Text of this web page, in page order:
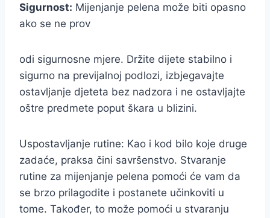
Sigurnost: Mijenjanje pelena može biti opasno
ako se ne prov
odi sigurnosne mjere. Držite dijete stabilno i
sigurno na previjalnoj podlozi, izbjegavajte
ostavljanje djeteta bez nadzora i ne ostavljajte
oštre predmete poput škara u blizini.
Uspostavljanje rutine: Kao i kod bilo koje druge
zadaće, praksa čini savršenstvo. Stvaranje
rutine za mijenjanje pelena pomoći će vam da
se brzo prilagodite i postanete učinkoviti u
tome. Također, to može pomoći u stvaranju